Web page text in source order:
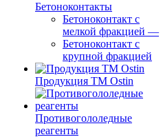
Бетоноконтакты
Бетоноконтакт с
мелкой фракцией —
Бетоноконтакт с
крупной фракцией
Продукция ТМ Ostin
Противогололедные
реагенты